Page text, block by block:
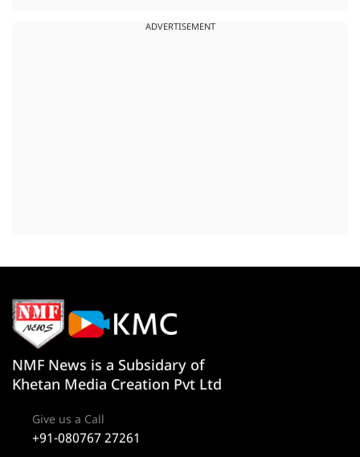
ADVERTISEMENT
NMF News is a Subsidary of
Khetan Media Creation Pvt Ltd
Give us a Call
+91-080767 27261